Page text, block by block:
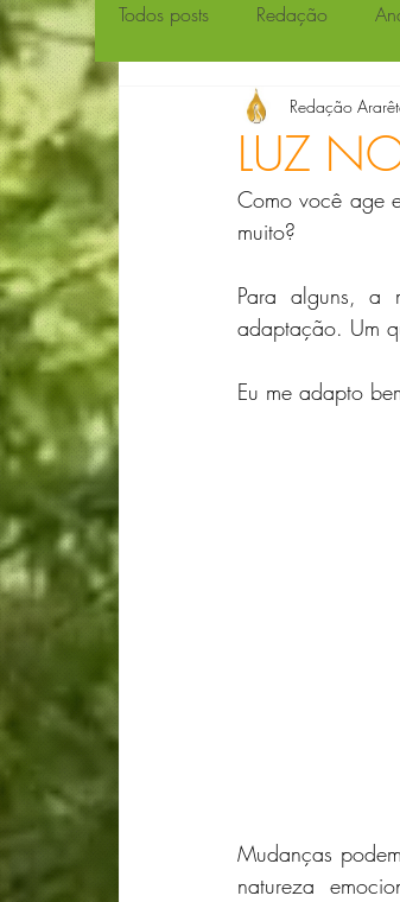
Todos posts Redação
Denise Giarelli Doris
Dra. Luciana Ribeiro
Compondo Biografias com
LUZ
Redação
Como você age
muito?
Para alguns, a
adaptação. Um
Eu me adapto
Mudanças
natureza